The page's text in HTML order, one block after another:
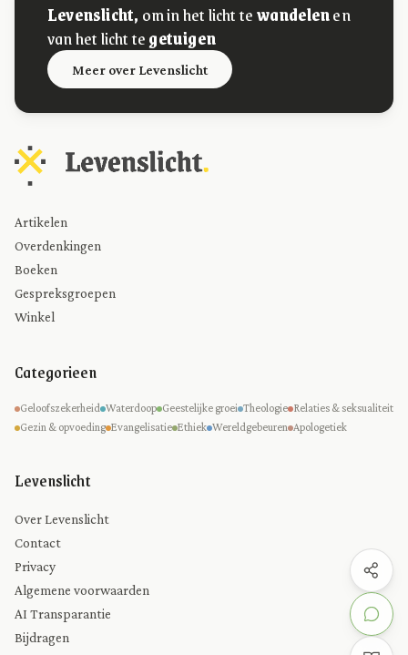
Levenslicht, om in het licht tewandelenen
van het licht tegetuigen
Meer over Levenslicht
Artikelen
Overdenkingen
Boeken
Gespreksgroepen
Winkel
Categorieen
Geloofszekerheid Waterdoop Geestelijke groei Theologie Relaties & seksualiteit
Gezin & opvoeding Evangelisatie Ethiek Wereldgebeuren Apologetiek
Levenslicht
Over Levenslicht
Contact
Privacy
Algemene voorwaarden
AI Transparantie
Bijdragen